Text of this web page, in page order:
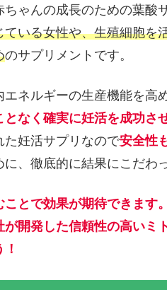
ゃんの成長のための葉酸
いる女性や、生殖細胞を
のサプリメントです。
ネルギーの生産機能を高
となく確実に妊活を成功さ
妊活サプリなので安全性
、徹底的に結果にこだわ
とで効果が期待できます
が開発した信頼性の高い